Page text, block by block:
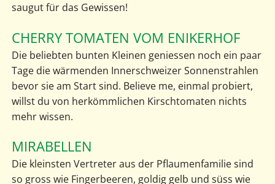
saugut für das Gewissen!
CHERRY TOMATEN VOM ENIKERHOF
Die beliebten bunten Kleinen geniessen noch ein paar
Tage die wärmenden Innerschweizer Sonnenstrahlen
bevor sie am Start sind. Believe me, einmal probiert,
willst du von herkömmlichen Kirschtomaten nichts
mehr wissen.
MIRABELLEN
Die kleinsten Vertreter aus der Pflaumenfamilie sind
so gross wie Fingerbeeren, goldig gelb und süss wie